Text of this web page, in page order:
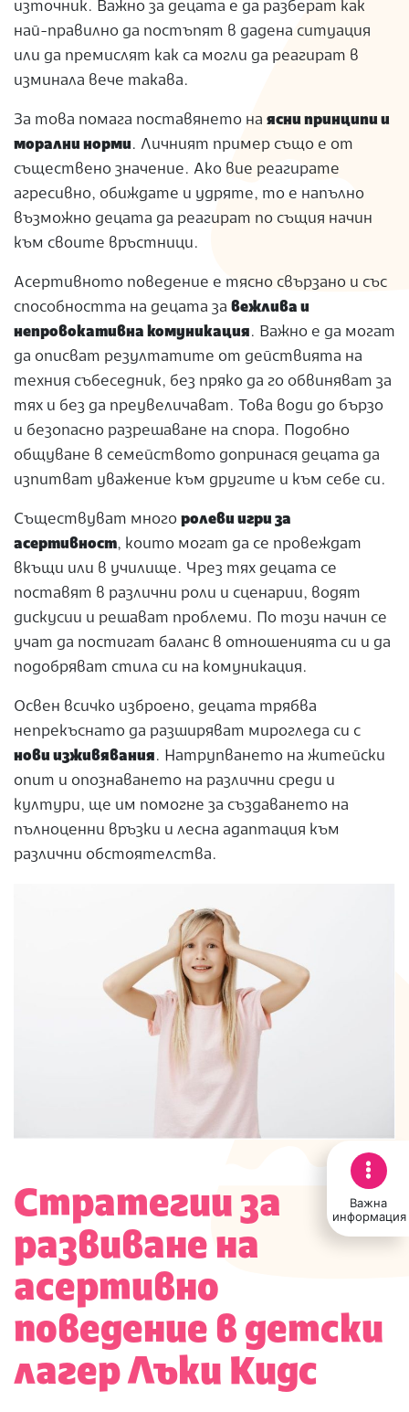
Важна
информация
източник. Важно за децата е да разберат как
най-правилно да постъпят в дадена ситуация
или да премислят как са могли да реагират в
изминала вече такава.
За това помага поставянето на ясни принципи и
морални норми. Личният пример също е от
съществено значение. Ако вие реагирате
агресивно, обиждате и удряте, то е напълно
възможно децата да реагират по същия начин
към своите връстници.
Асертивното поведение е тясно свързано и със
способността на децата за вежлива и
непровокативна комуникация. Важно е да могат
да описват резултатите от действията на
техния събеседник, без пряко да го обвиняват за
тях и без да преувеличават. Това води до бързо
и безопасно разрешаване на спора. Подобно
общуване в семейството допринася децата да
изпитват уважение към другите и към себе си.
Съществуват много ролеви игри за
асертивност, които могат да се провеждат
вкъщи или в училище. Чрез тях децата се
поставят в различни роли и сценарии, водят
дискусии и решават проблеми. По този начин се
учат да постигат баланс в отношенията си и да
подобряват стила си на комуникация.
Освен всичко изброено, децата трябва
непрекъснато да разширяват мирогледа си с
нови изживявания. Натрупването на житейски
опит и опознаването на различни среди и
култури, ще им помогне за създаването на
пълноценни връзки и лесна адаптация към
различни обстоятелства.
Стратегии за
развиване на
асертивно
поведение в детски
лагер Лъки Кидс